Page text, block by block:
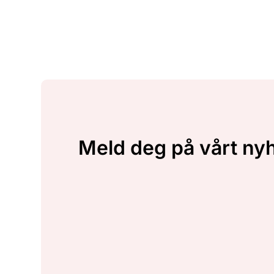
Meld deg på vårt